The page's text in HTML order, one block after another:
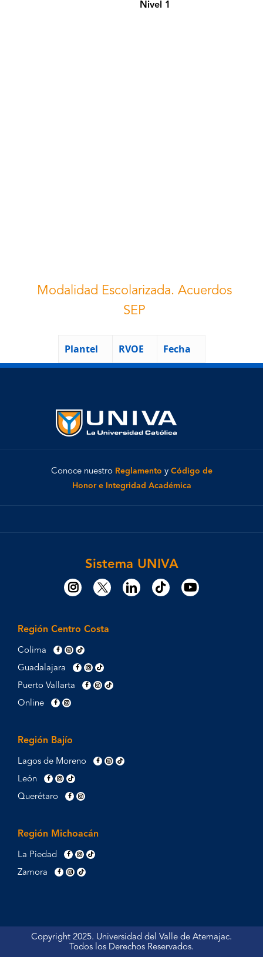
Nivel 1
Modalidad Escolarizada. Acuerdos
SEP
Plantel RVOE Fecha
Conoce nuestro Reglamento y Código de
Honor e Integridad Académica
Sistema UNIVA
Región Centro Costa
Colima
Guadalajara
Puerto Vallarta
Online
Región Bajío
Lagos de Moreno
León
Querétaro
Región Michoacán
La Piedad
Zamora
Copyright 2025. Universidad del Valle de Atemajac.
Todos los Derechos Reservados.